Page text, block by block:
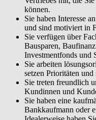
können.
Sie haben Interesse
und sind motiviert in
Sie verfügen über
Bausparen,
Investmentfonds und
Sie arbeiten
setzen Prioritäten
Sie treten freundlich
Kundinnen und
Sie haben eine
Bankkaufmann oder